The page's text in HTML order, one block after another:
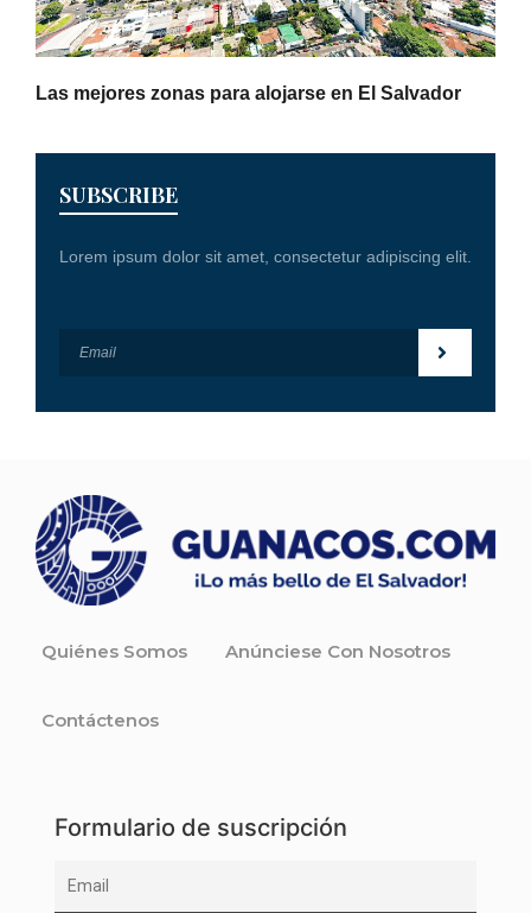
Las mejores zonas para alojarse en El Salvador
SUBSCRIBE
Lorem ipsum dolor sit amet, consectetur adipiscing elit.
Quiénes Somos Anúnciese Con Nosotros
Contáctenos
Formulario de suscripción